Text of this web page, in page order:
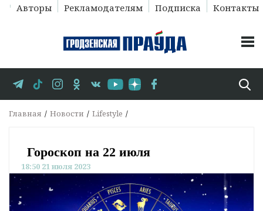
Авторы Рекламодателям Подписка Контакты
Главная Новости Lifestyle
Гороскоп на 22 июля
18:50 21 июля 2023